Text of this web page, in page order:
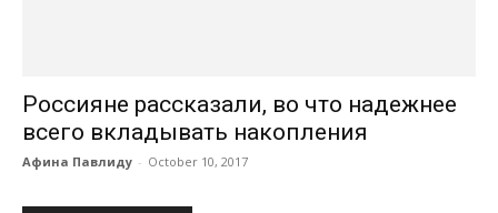
Россияне рассказали, во что надежнее
всего вкладывать накопления
Афина Павлиду - October 10, 2017